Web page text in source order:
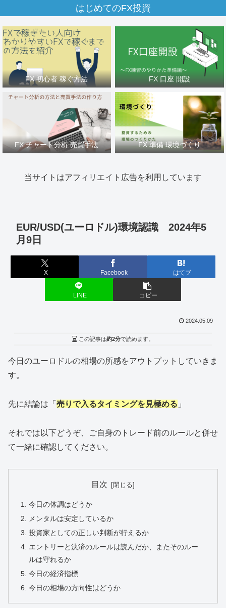
はじめてのFX投資
FX 初心者 稼ぐ方法 FX 口座 開設
FX チャート分析 売買手法 FX 準備 環境づくり
当サイトはアフィリエイト広告を利用しています
EUR/USD(ユーロドル)環境認識 2024年5
月9日
X Facebook はてブ
LINE コピー
2024.05.09
この記事は約2分で読めます。
今日のユーロドルの相場の所感をアウトプットしていきま
す。
先に結論は「 売りで入るタイミングを見極める 」
それでは以下どうぞ、ご自身のトレード前のルールと併せ
て一緒に確認してください。
目次
今日の体調はどうか
メンタルは安定しているか
投資家としての正しい判断が行えるか
エントリーと決済のルールは読んだか、またそのルー
ルは守れるか
今日の経済指標
今日の相場の方向性はどうか